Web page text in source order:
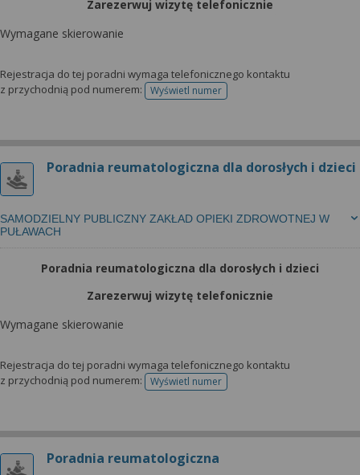
Zarezerwuj wizytę telefonicznie
Wymagane skierowanie
Rejestracja do tej poradni wymaga telefonicznego kontaktu
z przychodnią pod numerem:
Wyświetl numertelefonu do rejestracji
Poradnia reumatologiczna dla dorosłych i dzieci
SAMODZIELNY PUBLICZNY ZAKŁAD OPIEKI ZDROWOTNEJ W
PUŁAWACH
Poradnia reumatologiczna dla dorosłych i dzieci
Zarezerwuj wizytę telefonicznie
Wymagane skierowanie
Rejestracja do tej poradni wymaga telefonicznego kontaktu
z przychodnią pod numerem:
Wyświetl numertelefonu do rejestracji
Poradnia reumatologiczna